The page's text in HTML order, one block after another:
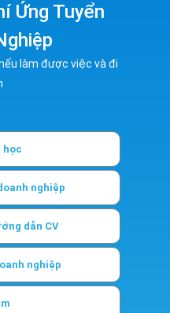
Ứng Tuyển
làm được việc và đi
học
nghiệp
dẫn CV
nghiệp